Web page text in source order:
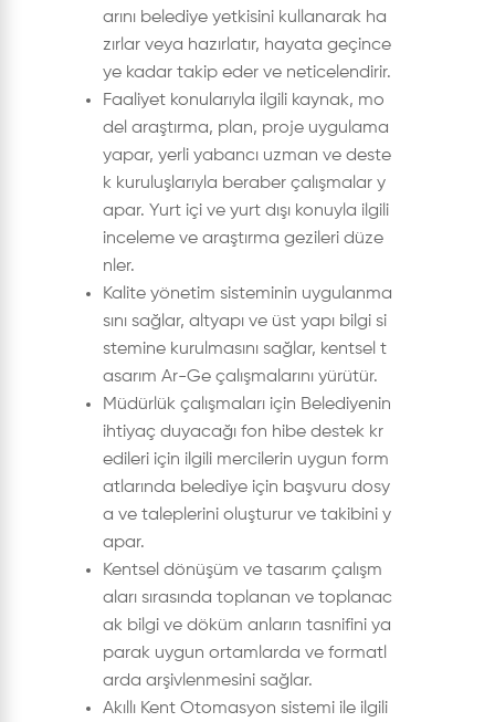
arını belediye yetkisini kullanarak ha
zırlar veya hazırlatır, hayata geçince
ye kadar takip eder ve neticelendirir.
Faaliyet konularıyla ilgili kaynak, mo
del araştırma, plan, proje uygulama
yapar, yerli yabancı uzman ve deste
k kuruluşlarıyla beraber çalışmalar y
apar. Yurt içi ve yurt dışı konuyla ilgili
inceleme ve araştırma gezileri düze
nler.
Kalite yönetim sisteminin uygulanma
sını sağlar, altyapı ve üst yapı bilgi si
stemine kurulmasını sağlar, kentsel t
asarım Ar-Ge çalışmalarını yürütür.
Müdürlük çalışmaları için Belediyenin
ihtiyaç duyacağı fon hibe destek kr
edileri için ilgili mercilerin uygun form
atlarında belediye için başvuru dosy
a ve taleplerini oluşturur ve takibini y
apar.
Kentsel dönüşüm ve tasarım çalışm
aları sırasında toplanan ve toplanac
ak bilgi ve döküm anların tasnifini ya
parak uygun ortamlarda ve formatl
arda arşivlenmesini sağlar.
Akıllı Kent Otomasyon sistemi ile ilgili